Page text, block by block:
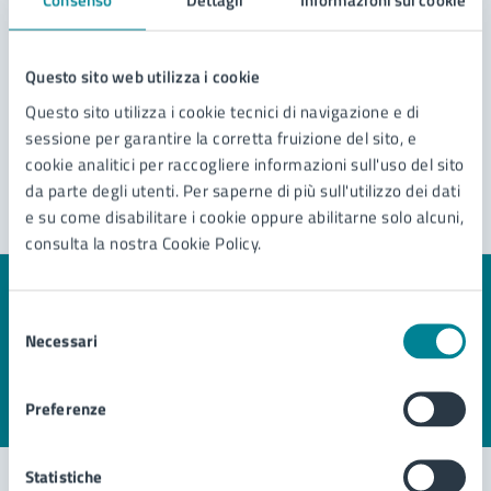
Questo sito web utilizza i cookie
Questo sito utilizza i cookie tecnici di navigazione e di
sessione per garantire la corretta fruizione del sito, e
cookie analitici per raccogliere informazioni sull'uso del sito
da parte degli utenti. Per saperne di più sull'utilizzo dei dati
e su come disabilitare i cookie oppure abilitarne solo alcuni,
consulta la nostra Cookie Policy.
delNecessari
Preferenze
Statistiche
fognatura
Richiesta di patrocinio
Vedi altri 4
pagina?
Valuta 3 stelle su 5
Valuta 2 stelle su 5
Valuta 1 stelle su 5